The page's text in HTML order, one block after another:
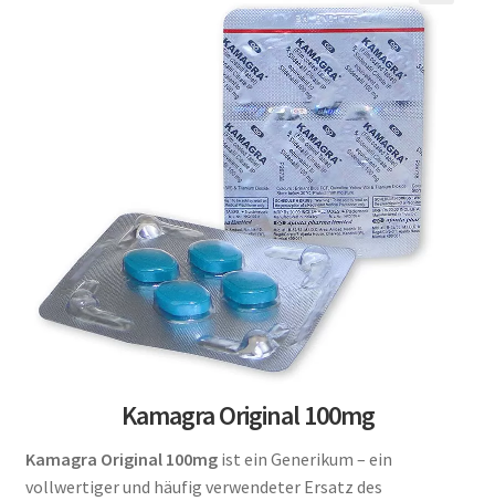
🔍
Kamagra Original 100mg
Kamagra Original 100mg ist ein Generikum – ein
vollwertiger und häufig verwendeter Ersatz des